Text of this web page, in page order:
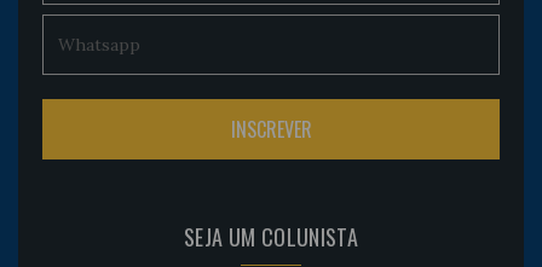
SEJA UM COLUNISTA